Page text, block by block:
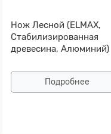
Нож Лесной (ELMAX,
Стабилизированная
древесина, Алюминий)
Подробнее